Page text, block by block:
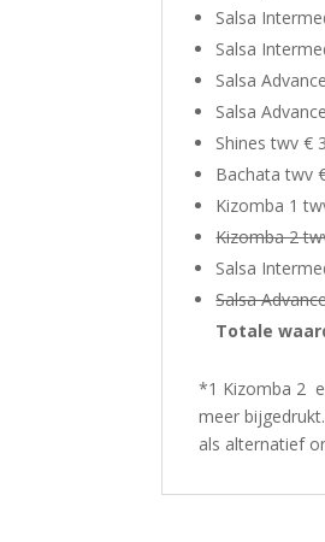
Salsa
Salsa
Salsa
Salsa
Shines twv €
Bachata twv
Kizomba 1
Kizomba 2
Salsa
Salsa
Totale
*1 Kizomba 2
meer
als alternatief